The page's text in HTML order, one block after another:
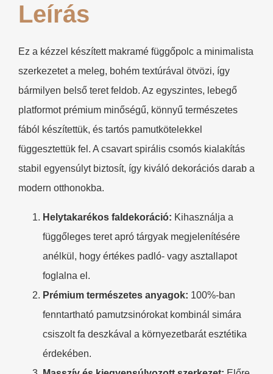
Leírás
Ez a kézzel készített makramé függőpolc a minimalista
szerkezetet a meleg, bohém textúrával ötvözi, így
bármilyen belső teret feldob. Az egyszintes, lebegő
platformot prémium minőségű, könnyű természetes
fából készítettük, és tartós pamutkötelekkel
függesztettük fel. A csavart spirális csomós kialakítás
stabil egyensúlyt biztosít, így kiváló dekorációs darab a
modern otthonokba.
Helytakarékos faldekoráció: Kihasználja a
függőleges teret apró tárgyak megjelenítésére
anélkül, hogy értékes padló- vagy asztallapot
foglalna el.
Prémium természetes anyagok: 100%-ban
fenntartható pamutzsinórokat kombinál simára
csiszolt fa deszkával a környezetbarát esztétika
érdekében.